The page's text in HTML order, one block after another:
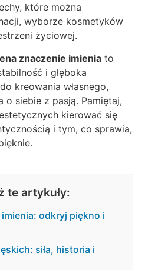
które można
wyborze kosmetyków
życiowej.
znaczenie imienia to
i głęboka
kreowania własnego,
o siebie z pasją. Pamiętaj,
kierować się
i tym, co sprawia,
te artykuły:
odkryj piękno i
siła, historia i